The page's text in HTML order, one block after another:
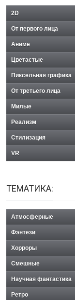
2D
От первого лица
Аниме
Цветастые
Пиксельная графика
От третьего лица
Милые
Реализм
Стилизация
VR
ТЕМАТИКА:
Атмосферные
Фэнтези
Хорроры
Смешные
Научная фантастика
Ретро